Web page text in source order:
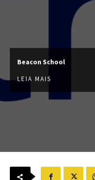
Beacon School
LEIA MAIS